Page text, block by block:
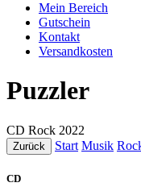
Mein Bereich
Gutschein
Kontakt
Versandkosten
Puzzler
CD Rock 2022
Zurück Start Musik
CD